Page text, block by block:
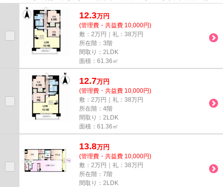
レベータ・敷地内ごみ置き場な...
12.3万円
(管理費・共益費 10,000円)
敷：2万円｜礼：38万円
所在階：3階
間取り：2LDK
面積：61.36㎡
12.7万円
(管理費・共益費 10,000円)
敷：2万円｜礼：38万円
所在階：4階
間取り：2LDK
面積：61.36㎡
13.8万円
(管理費・共益費 10,000円)
敷：2万円｜礼：38万円
所在階：7階
間取り：2LDK